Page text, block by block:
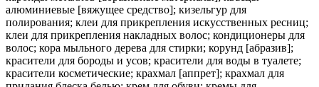
алюминиевые [вяжущее средство]; кизельгур для
полирования; клеи для прикрепления искусственных ресниц;
клеи для прикрепления накладных волос; кондиционеры для
волос; кора мыльного дерева для стирки; корунд [абразив];
красители для бороды и усов; красители для воды в туалете;
красители косметические; крахмал [аппрет]; крахмал для